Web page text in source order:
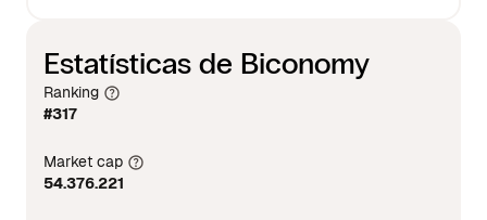
Estatísticas de Biconomy
Ranking
#317
Market cap
54.376.221